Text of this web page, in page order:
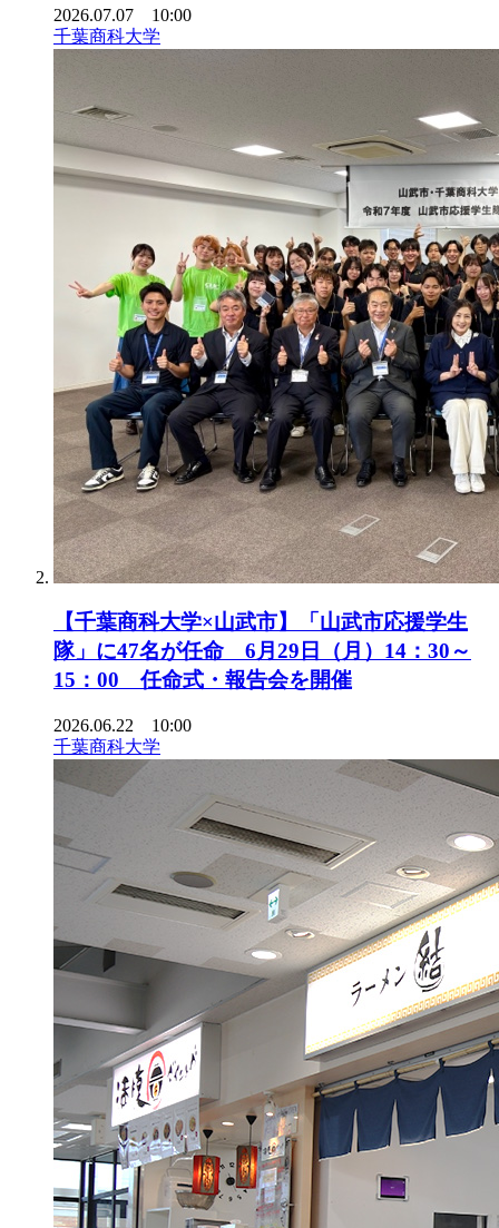
2026.07.07 10:00
千葉商科大学
【千葉商科大学×山武市】「山武市応援学生
隊」に47名が任命 6月29日（月）14：30～
15：00 任命式・報告会を開催
2026.06.22 10:00
千葉商科大学